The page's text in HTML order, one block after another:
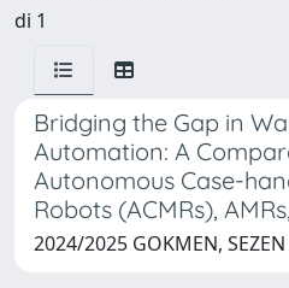
di 1
Bridging the Gap in
Automation: A
Autonomous Case-
Robots (ACMRs),
2024/2025 GOKMEN, SEZEN